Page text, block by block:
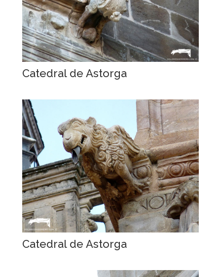
Catedral de Astorga
Catedral de Astorga